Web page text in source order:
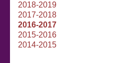
2018-2019
2017-2018
2016-2017
2015-2016
2014-2015